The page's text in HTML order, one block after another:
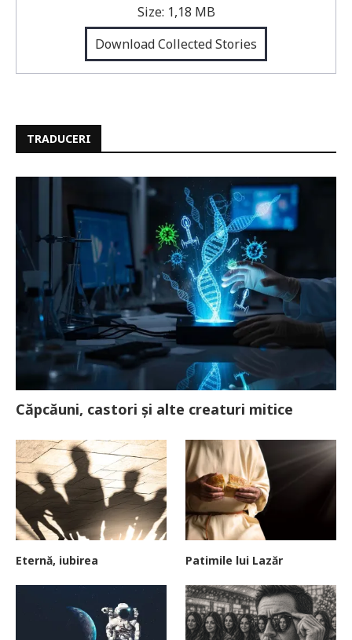
Size: 1,18 MB
Download Collected Stories
TRADUCERI
Căpcăuni, castori și alte creaturi mitice
Eternă, iubirea Patimile lui Lazăr